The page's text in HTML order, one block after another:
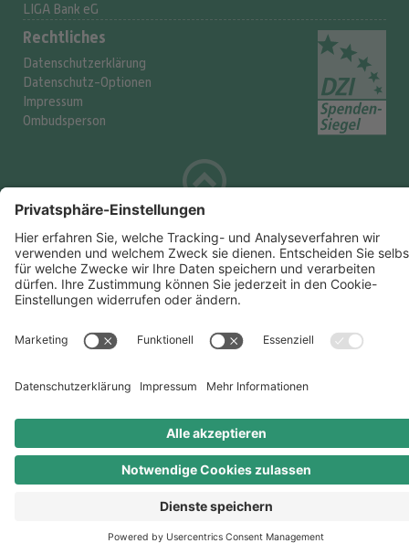
LIGA Bank eG
Rechtliches
Datenschutzerklärung
Datenschutz-Optionen
Impressum
Ombudsperson